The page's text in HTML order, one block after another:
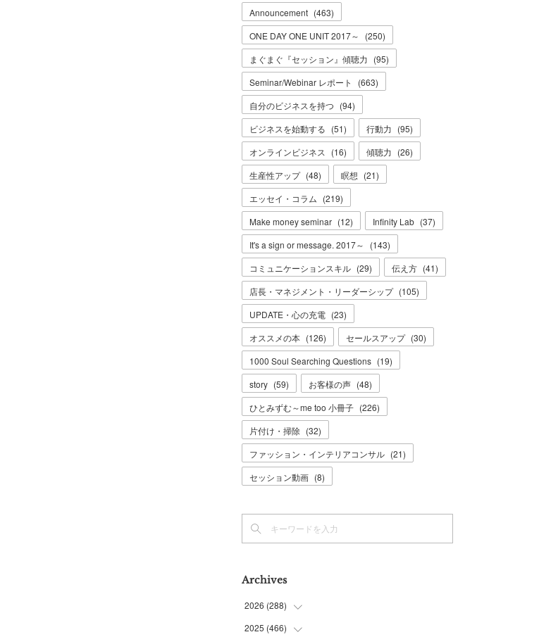
Announcement (463)
ONE DAY ONE UNIT 2017～
(250)
まぐまぐ『セッション』傾聴力 (95)
Seminar/Webinar レポート
(663)
自分のビジネスを持つ (94)
ビジネスを始動する (51) 行動力 (95)
オンラインビジネス
(16) 傾聴力 (26)
生産性アップ (48) 瞑想 (21)
エッセイ・コラム (219)
Make money seminar (12) Infinity Lab (37)
It's a sign or message. 2017～
(143)
コミュニケーションスキル (29) 伝え方 (41)
店長・マネジメント・リーダーシップ (105)
UPDATE・心の充電 (23)
オススメの本 (126) セールスアップ (30)
1000 Soul Searching Questions (19)
story (59) お客様の声 (48)
ひとみずむ～me too 小冊子 (226)
片付け・掃除 (32)
ファッション・インテリアコンサル (21)
セッション動画 (8)
Archives
2026 (288)
(9)
2025 (466)